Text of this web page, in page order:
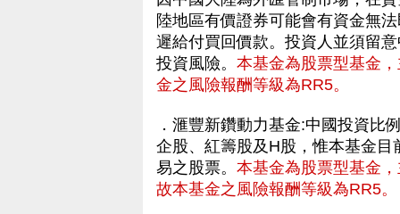
陸地區有價證券可能會有資金無
遲給付買回價款。投資人並須留
投資風險。 本基金為股票型基金
金之風險報酬等級為RR5。
．滙豐新鑽動力基金:中國投資比
企股、紅籌股及H股，惟本基金
易之股票。 本基金為股票型基金
故本基金之風險報酬等級為RR5。